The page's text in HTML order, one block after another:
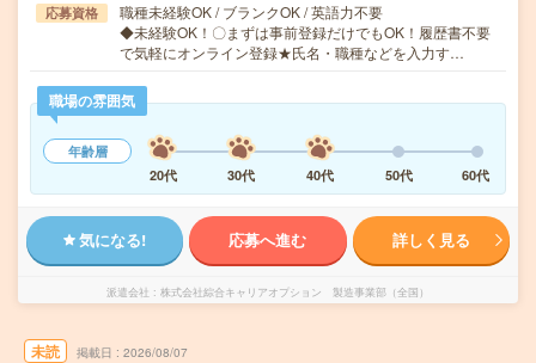
応募資格
職種未経験OK / ブランクOK / 英語力不要
◆未経験OK！〇まずは事前登録だけでもOK！履歴書不要
で気軽にオンライン登録★氏名・職種などを入力す…
職場の雰囲気
年齢層
20代
30代 40代 50代 60代
気になる! 応募へ進む 詳しく見る
派遣会社 株式会社綜合キャリアオプション 製造事業部（全国）
未読 掲載日 2026/08/07